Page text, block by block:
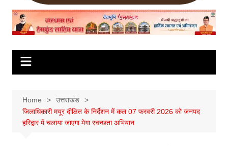
Home
उत्तराखंड
जिलाधिकारी मयूर दीक्षित के निर्देशन में कल 07 फरवरी 2026 को जनपद
हरिद्वार में चलाया जाएगा मेगा स्वच्छता अभियान